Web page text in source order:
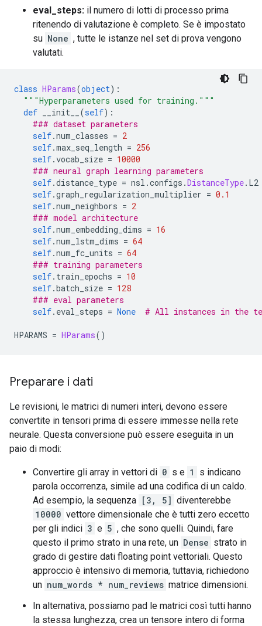
eval_steps: il numero di lotti di processo prima
ritenendo di valutazione è completo. Se è impostato
su None , tutte le istanze nel set di prova vengono
valutati.
class HParams(object):
"""Hyperparameters used for training."""
def __init__ (self):
### dataset parameters
self.num_classes = 2
self.max_seq_length = 256
self.vocab_size = 10000
### neural graph learning parameters
self.distance_type = nsl .configs .DistanceType. L2
self.graph_regularization_multiplier = 0.1
self.num_neighbors = 2
### model architecture
self.num_embedding_dims = 16
self.num_lstm_dims = 64
self.num_fc_units = 64
### training parameters
self. train_epochs = 10
self.batch_size = 128
### eval parameters
self. eval_steps = None # All instances in the
HPARAMS = HParams()
Preparare i dati
Le revisioni, le matrici di numeri interi, devono essere
convertite in tensori prima di essere immesse nella rete
neurale. Questa conversione può essere eseguita in un
paio di modi:
Convertire gli array in vettori di 0 s e 1
s indicano
parola occorrenza, simile ad una codifica di un caldo.
Ad esempio, la sequenza [3, 5] diventerebbe
10000 vettore dimensionale che è tutti zero eccetto
per gli indici 3 e 5 , che sono quelli. Quindi, fare
questo il primo strato in una rete, un Dense strato in
grado di gestire dati floating point vettoriali. Questo
approccio è intensivo di memoria, tuttavia, richiedono
un num_words * num_reviews matrice dimensioni.
In alternativa, possiamo pad le matrici così tutti hanno
la stessa lunghezza, crea un tensore intero di forma